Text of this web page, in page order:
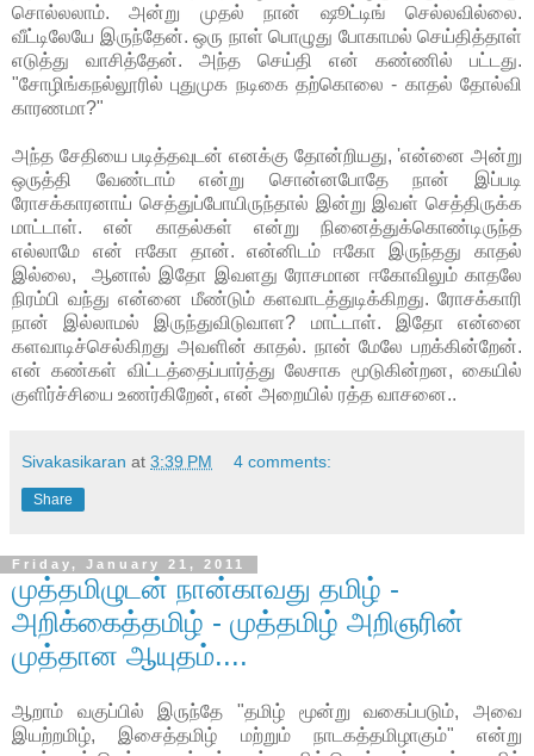
சொல்லலாம். அன்று முதல் நான் ஷூட்டிங் செல்லவில்லை.
வீட்டிலேயே இருந்தேன். ஒரு நாள் பொழுது போகாமல் செய்தித்தாள்
எடுத்து வாசித்தேன். அந்த செய்தி என் கண்ணில் பட்டது.
"சோழிங்கநல்லூரில் புதுமுக நடிகை தற்கொலை - காதல் தோல்வி
காரணமா?"
அந்த சேதியை படித்தவுடன் எனக்கு தோன்றியது, 'என்னை அன்று
ஒருத்தி வேண்டாம் என்று சொன்னபோதே நான் இப்படி
ரோசக்காரனாய் செத்துப்போயிருந்தால் இன்று இவள் செத்திருக்க
மாட்டாள். என் காதல்கள் என்று நினைத்துக்கொண்டிருந்த
எல்லாமே என் ஈகோ தான். என்னிடம் ஈகோ இருந்தது காதல்
இல்லை, ஆனால் இதோ இவளது ரோசமான ஈகோவிலும் காதலே
நிரம்பி வந்து என்னை மீண்டும் களவாடத்துடிக்கிறது. ரோசக்காரி
நான் இல்லாமல் இருந்துவிடுவாள? மாட்டாள். இதோ என்னை
களவாடிச்செல்கிறது அவளின் காதல். நான் மேலே பறக்கின்றேன்.
என் கண்கள் விட்டத்தைப்பார்த்து லேசாக மூடுகின்றன, கையில்
குளிர்ச்சியை உணர்கிறேன், என் அறையில் ரத்த வாசனை..
Sivakasikaran at 3:39 PM 4 comments:
Share
Friday, January 21, 2011
முத்தமிழுடன் நான்காவது தமிழ் -
அறிக்கைத்தமிழ் - முத்தமிழ் அறிஞரின்
முத்தான ஆயுதம்....
ஆறாம் வகுப்பில் இருந்தே "தமிழ் மூன்று வகைப்படும், அவை
இயற்றமிழ், இசைத்தமிழ் மற்றும் நாடகத்தமிழாகும்" என்று